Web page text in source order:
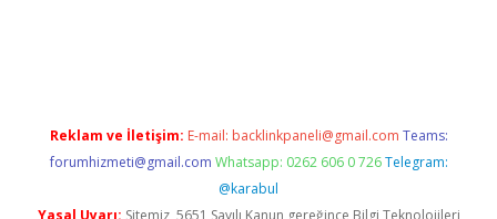
Reklam ve İletişim: E-mail: backlinkpaneli@gmail.com Teams:
forumhizmeti@gmail.com Whatsapp: 0262 606 0 726 Telegram:
@karabul
Yasal Uyarı: Sitemiz, 5651 Sayılı Kanun gereğince Bilgi Teknolojileri